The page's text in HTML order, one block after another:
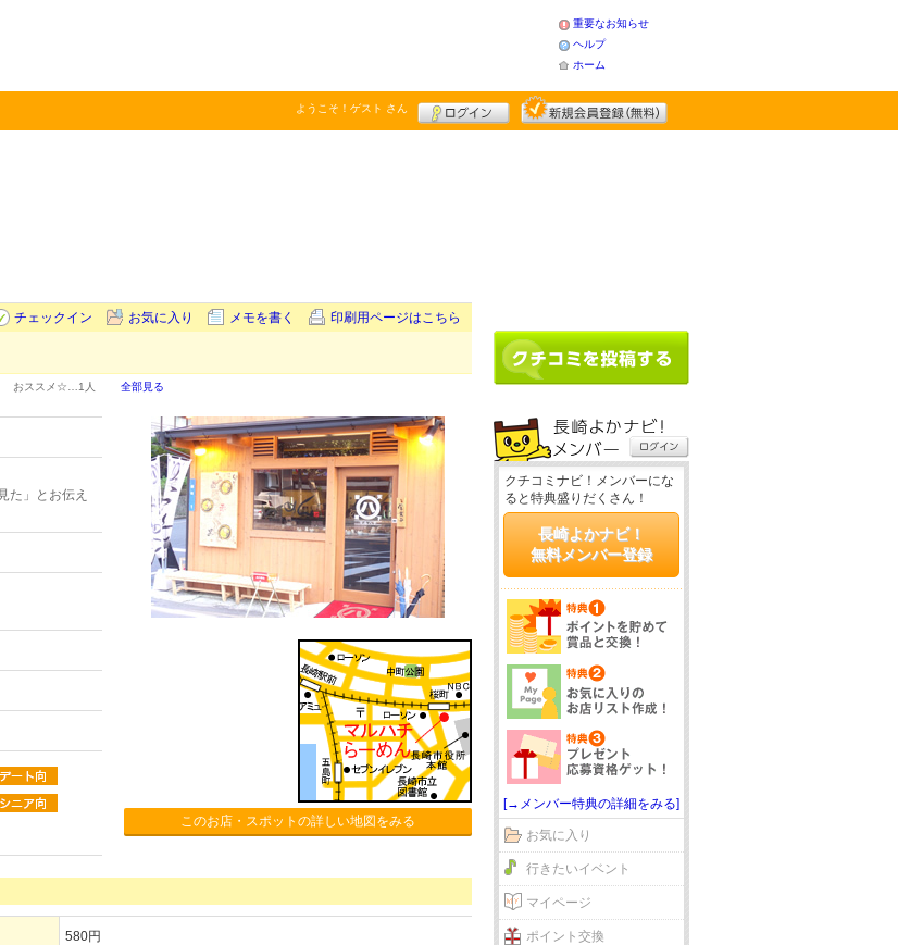
重要なお知らせ
ヘルプ
ホーム
ようこそ！ ゲスト さん
チェックイン お気に入り メモを書く 印刷用ページはこちら
おススメ☆… 1人 全部見る
た」とお伝え
このお店・スポットの詳しい地図をみる
580円
クチコミナビ！メンバーにな
ると特典盛りだくさん！
長崎よかナビ！
無料メンバー登録
[→メンバー特典の詳細をみる]
お気に入り
行きたいイベント
マイページ
ポイント交換